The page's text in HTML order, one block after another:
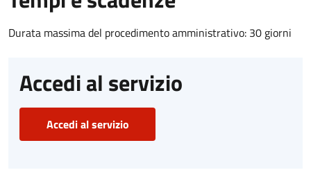
Durata massima del procedimento amministrativo: 30 giorni
Accedi al servizio
Accedi al servizio